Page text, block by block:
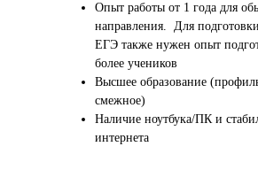
Опыт работы от 1 года для
направления. Для
ЕГЭ также нужен опыт
более учеников
Высшее образование
смежное)
Наличие ноутбука/ПК и
интернета
Начать преподавать